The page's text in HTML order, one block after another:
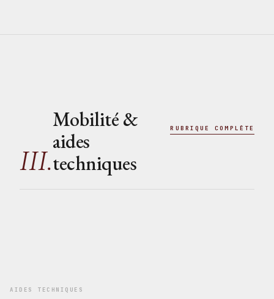
III.
Mobilité &
aides
techniques
RUBRIQUE COMPLÈTE
AIDES TECHNIQUES